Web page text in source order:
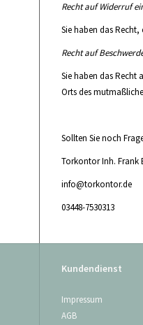
Recht auf Widerruf
Sie haben das
Recht auf
Sie haben das Recht
Orts des
Sollten Sie noch
Torkontor Inh. Frank
info@torkontor.de
03448-7530313
Kundendienst
Impressum
AGB